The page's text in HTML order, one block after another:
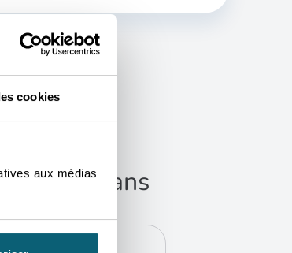
cookies
aux médiasdans